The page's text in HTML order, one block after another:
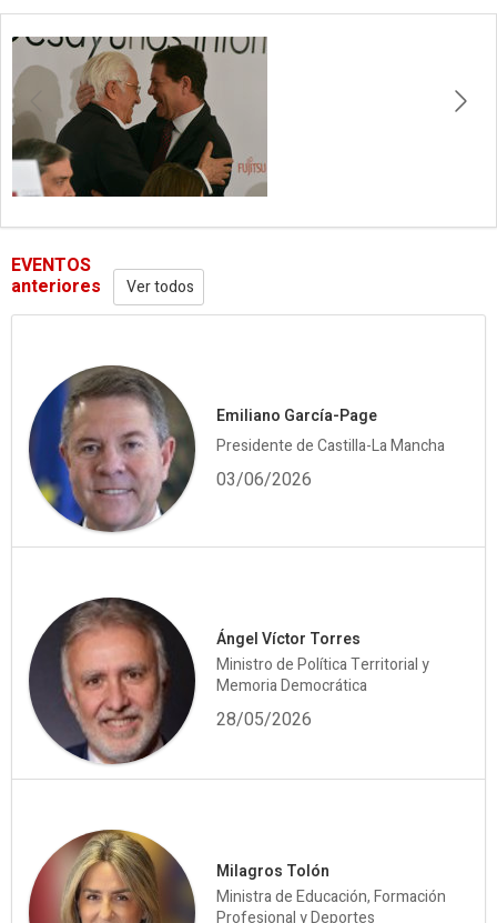
EVENTOS
anteriores Ver todos
Emiliano García-Page
Presidente de Castilla-La Mancha
03/06/2026
Ángel Víctor Torres
Ministro de Política Territorial y
Memoria Democrática
28/05/2026
Milagros Tolón
Ministra de Educación, Formación